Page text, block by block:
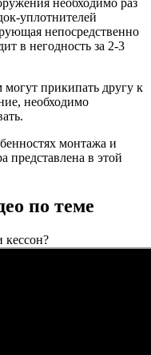
необходимо раз
уплотнителей
непосредственно
в негодность за 2-3
прикипать другу к
необходимо
монтажа и
представлена в этой
по теме